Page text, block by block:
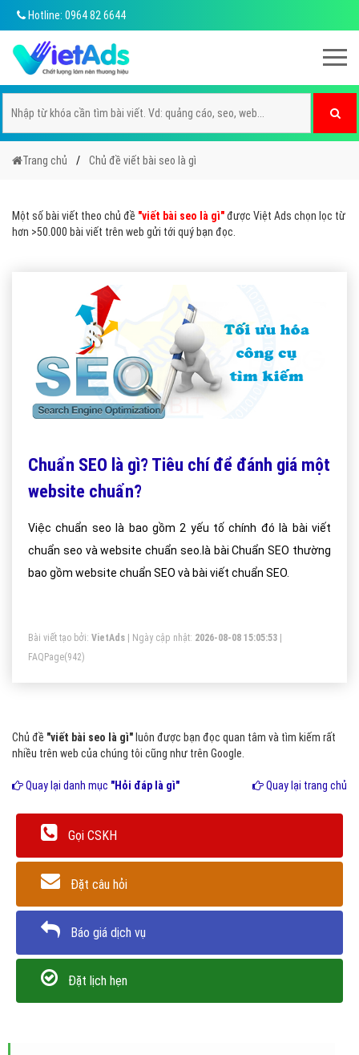
Hotline: 0964 82 6644
Trang chủ Chủ đề viết bài seo là gì
Một số bài viết theo chủ đề "viết bài seo là gì"được Việt Ads chọn lọc từ
hơn >50.000 bài viết trên web gửi tới quý bạn đọc.
Chuẩn SEO là gì? Tiêu chí để đánh giá một
website chuẩn?
Việc chuẩn seo là bao gồm 2 yếu tố chính đó là bài viết
chuẩn seo và website chuẩn seo.là bài Chuẩn SEO thường
bao gồm website chuẩn SEO và bài viết chuẩn SEO.
Bài viết tạo bởi: VietAds | Ngày cập nhật: 2026-08-08 15:05:53
FAQPage(942)
Chủ đề "viết bài seo là gì" luôn được bạn đọc quan tâm và tìm kiếm rất
nhiều trên web của chúng tôi cũng như trên Google.
Quay lại danh mục "Hỏi đáp là gì" Quay lại trang chủ
Gọi CSKH
Đặt câu hỏi
Báo giá dịch vụ
Đặt lịch hẹn